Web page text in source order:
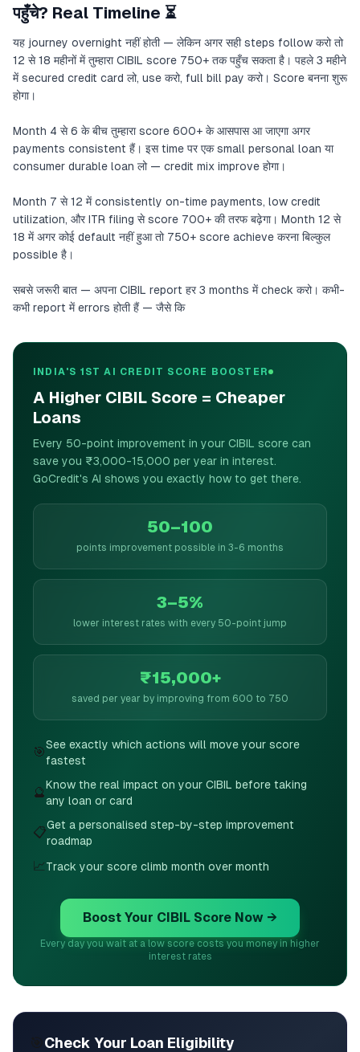
पहुँचे? Real Timeline ⏳
यह journey overnight नहीं होती — लेकिन अगर सही steps follow करो तो
12 से 18 महीनों में तुम्हारा CIBIL score 750+ तक पहुँच सकता है। पहले 3 महीने
में secured credit card लो, use करो, full bill pay करो। Score बनना शुरू
होगा।
Month 4 से 6 के बीच तुम्हारा score 600+ के आसपास आ जाएगा अगर
payments consistent हैं। इस time पर एक small personal loan या
consumer durable loan लो — credit mix improve होगा।
Month 7 से 12 में consistently on-time payments, low credit
utilization, और ITR filing से score 700+ की तरफ बढ़ेगा। Month 12 से
18 में अगर कोई default नहीं हुआ तो 750+ score achieve करना बिल्कुल
possible है।
सबसे जरूरी बात — अपना CIBIL report हर 3 months में check करो। कभी-
कभी report में errors होती हैं — जैसे कि
INDIA'S 1ST AI CREDIT SCORE BOOSTER
A Higher CIBIL Score = Cheaper
Loans
Every 50-point improvement in your CIBIL score can
save you ₹3,000-15,000 per year in interest.
GoCredit's AI shows you exactly how to get there.
50–100
points improvement possible in 3-6 months
3–5%
lower interest rates with every 50-point jump
₹15,000+
saved per year by improving from 600 to 750
🎯See exactly which actions will move your score
fastest
🔮Know the real impact on your CIBIL before taking
any loan or card
📋Get a personalised step-by-step improvement
roadmap
📈Track your score climb month over month
Boost Your CIBIL Score Now →
Every day you wait at a low score costs you money in higher
interest rates
Check Your Loan Eligibility